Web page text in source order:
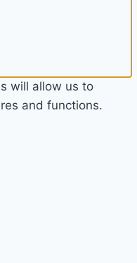
will allow us to
and functions.